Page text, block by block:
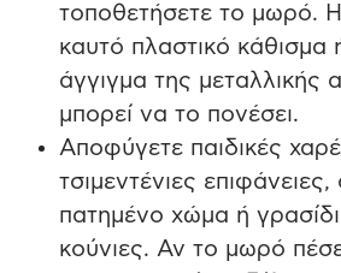
τοποθετήσετε το μωρό.
καυτό πλαστικό κάθισμα
άγγιγμα της μεταλλικής
μπορεί να το πονέσει.
Αποφύγετε παιδικές
τσιμεντένιες
πατημένο χώμα ή
κούνιες. Αν το μωρό